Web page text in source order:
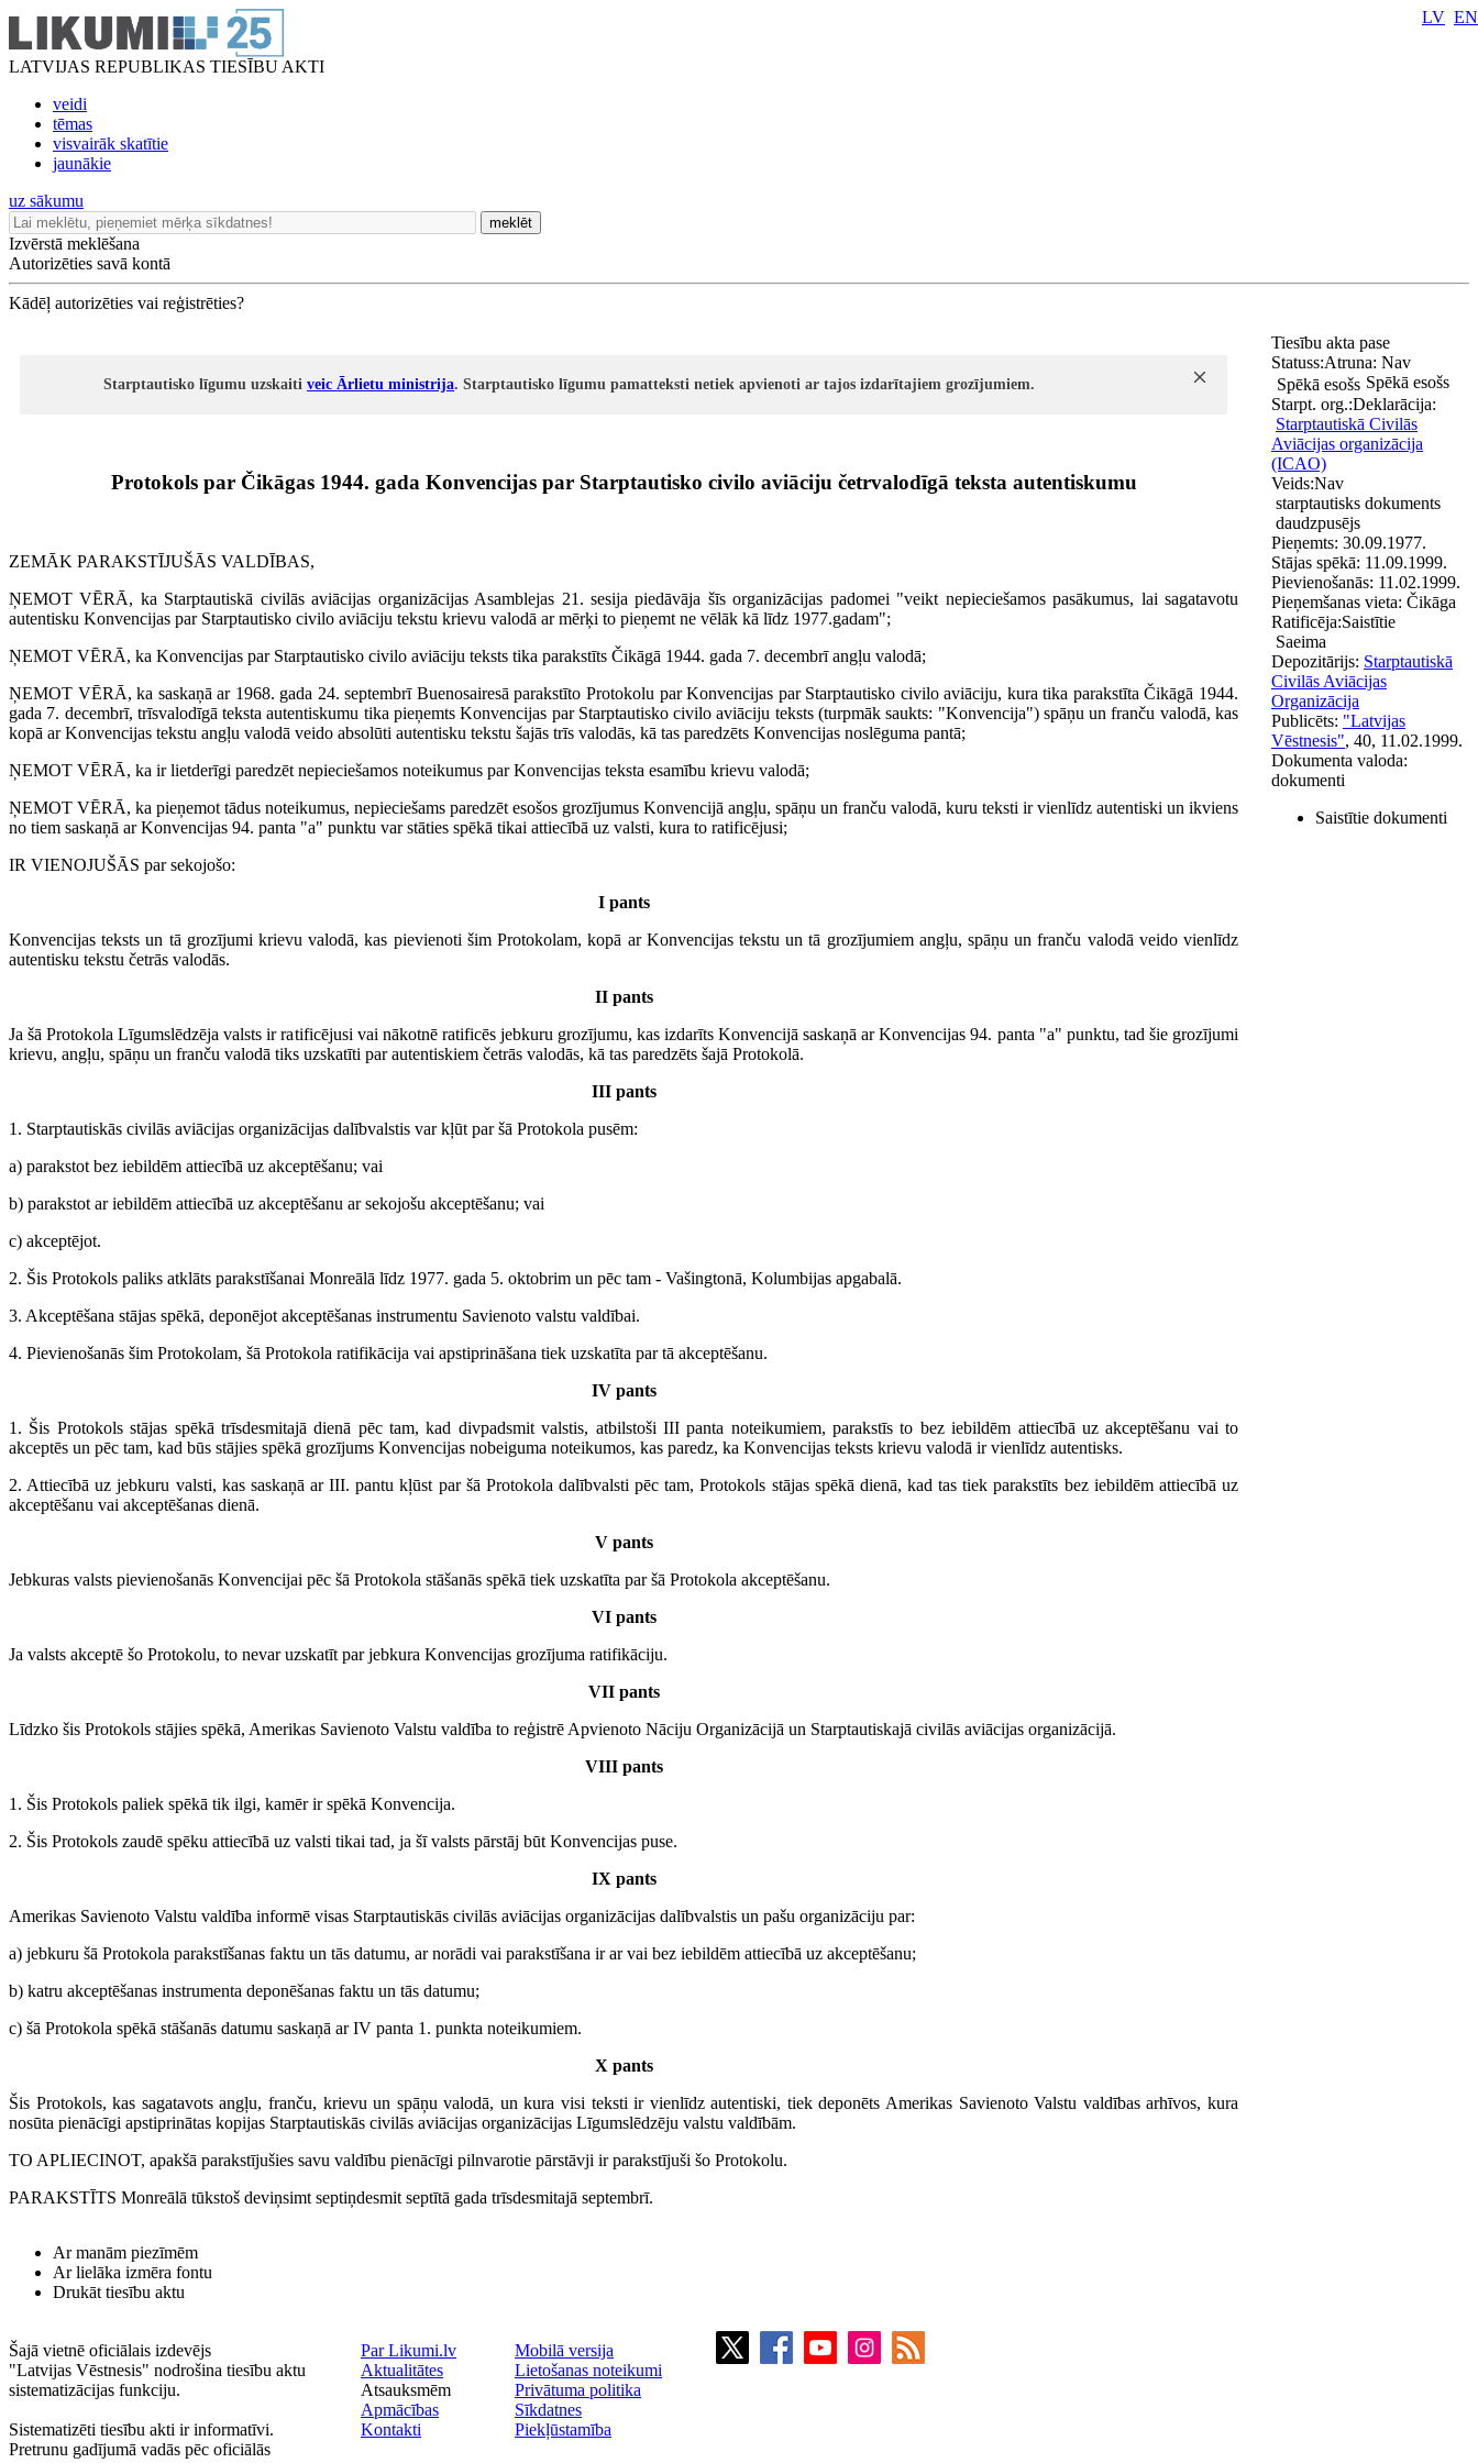
LATVIJAS REPUBLIKAS TIESĪBU AKTI
veidi
tēmas
visvairāk skatītie
jaunākie
LV EN
uz sākumu
meklēt
Izvērstā meklēšana
Autorizēties savā kontā
Kādēļ autorizēties vai reģistrēties?
Starptautisko līgumu uzskaiti veic Ārlietu ministrija. Starptautisko līgumu pamatteksti netiek apvienoti ar tajos izdarītajiem grozījumiem.
Protokols par Čikāgas 1944. gada Konvencijas par Starptautisko civilo aviāciju četrvalodīgā teksta autentiskumu
ZEMĀK PARAKSTĪJUŠĀS VALDĪBAS,
ŅEMOT VĒRĀ, ka Starptautiskā civilās aviācijas organizācijas Asamblejas 21. sesija piedāvāja šīs organizācijas padomei "veikt nepieciešamos pasākumus, lai sagatavotu
autentisku Konvencijas par Starptautisko civilo aviāciju tekstu krievu valodā ar mērķi to pieņemt ne vēlāk kā līdz 1977.gadam";
ŅEMOT VĒRĀ, ka Konvencijas par Starptautisko civilo aviāciju teksts tika parakstīts Čikāgā 1944. gada 7. decembrī angļu valodā;
ŅEMOT VĒRĀ, ka saskaņā ar 1968. gada 24. septembrī Buenosairesā parakstīto Protokolu par Konvencijas par Starptautisko civilo aviāciju, kura tika parakstīta Čikāgā 1944.
gada 7. decembrī, trīsvalodīgā teksta autentiskumu tika pieņemts Konvencijas par Starptautisko civilo aviāciju teksts (turpmāk saukts: "Konvencija") spāņu un franču valodā, kas
kopā ar Konvencijas tekstu angļu valodā veido absolūti autentisku tekstu šajās trīs valodās, kā tas paredzēts Konvencijas noslēguma pantā;
ŅEMOT VĒRĀ, ka ir lietderīgi paredzēt nepieciešamos noteikumus par Konvencijas teksta esamību krievu valodā;
ŅEMOT VĒRĀ, ka pieņemot tādus noteikumus, nepieciešams paredzēt esošos grozījumus Konvencijā angļu, spāņu un franču valodā, kuru teksti ir vienlīdz autentiski un ikviens
no tiem saskaņā ar Konvencijas 94. panta "a" punktu var stāties spēkā tikai attiecībā uz valsti, kura to ratificējusi;
IR VIENOJUŠĀS par sekojošo:
I pants
Konvencijas teksts un tā grozījumi krievu valodā, kas pievienoti šim Protokolam, kopā ar Konvencijas tekstu un tā grozījumiem angļu, spāņu un franču valodā veido vienlīdz
autentisku tekstu četrās valodās.
II pants
Ja šā Protokola Līgumslēdzēja valsts ir ratificējusi vai nākotnē ratificēs jebkuru grozījumu, kas izdarīts Konvencijā saskaņā ar Konvencijas 94. panta "a" punktu, tad šie grozījumi
krievu, angļu, spāņu un franču valodā tiks uzskatīti par autentiskiem četrās valodās, kā tas paredzēts šajā Protokolā.
III pants
1. Starptautiskās civilās aviācijas organizācijas dalībvalstis var kļūt par šā Protokola pusēm:
a) parakstot bez iebildēm attiecībā uz akceptēšanu; vai
b) parakstot ar iebildēm attiecībā uz akceptēšanu ar sekojošu akceptēšanu; vai
c) akceptējot.
2. Šis Protokols paliks atklāts parakstīšanai Monreālā līdz 1977. gada 5. oktobrim un pēc tam - Vašingtonā, Kolumbijas apgabalā.
3. Akceptēšana stājas spēkā, deponējot akceptēšanas instrumentu Savienoto valstu valdībai.
4. Pievienošanās šim Protokolam, šā Protokola ratifikācija vai apstiprināšana tiek uzskatīta par tā akceptēšanu.
IV pants
1. Šis Protokols stājas spēkā trīsdesmitajā dienā pēc tam, kad divpadsmit valstis, atbilstoši III panta noteikumiem, parakstīs to bez iebildēm attiecībā uz akceptēšanu vai to
akceptēs un pēc tam, kad būs stājies spēkā grozījums Konvencijas nobeiguma noteikumos, kas paredz, ka Konvencijas teksts krievu valodā ir vienlīdz autentisks.
2. Attiecībā uz jebkuru valsti, kas saskaņā ar III. pantu kļūst par šā Protokola dalībvalsti pēc tam, Protokols stājas spēkā dienā, kad tas tiek parakstīts bez iebildēm attiecībā uz
akceptēšanu vai akceptēšanas dienā.
V pants
Jebkuras valsts pievienošanās Konvencijai pēc šā Protokola stāšanās spēkā tiek uzskatīta par šā Protokola akceptēšanu.
VI pants
Ja valsts akceptē šo Protokolu, to nevar uzskatīt par jebkura Konvencijas grozījuma ratifikāciju.
VII pants
Līdzko šis Protokols stājies spēkā, Amerikas Savienoto Valstu valdība to reģistrē Apvienoto Nāciju Organizācijā un Starptautiskajā civilās aviācijas organizācijā.
VIII pants
1. Šis Protokols paliek spēkā tik ilgi, kamēr ir spēkā Konvencija.
2. Šis Protokols zaudē spēku attiecībā uz valsti tikai tad, ja šī valsts pārstāj būt Konvencijas puse.
IX pants
Amerikas Savienoto Valstu valdība informē visas Starptautiskās civilās aviācijas organizācijas dalībvalstis un pašu organizāciju par:
a) jebkuru šā Protokola parakstīšanas faktu un tās datumu, ar norādi vai parakstīšana ir ar vai bez iebildēm attiecībā uz akceptēšanu;
b) katru akceptēšanas instrumenta deponēšanas faktu un tās datumu;
c) šā Protokola spēkā stāšanās datumu saskaņā ar IV panta 1. punkta noteikumiem.
X pants
Šis Protokols, kas sagatavots angļu, franču, krievu un spāņu valodā, un kura visi teksti ir vienlīdz autentiski, tiek deponēts Amerikas Savienoto Valstu valdības arhīvos, kura
nosūta pienācīgi apstiprinātas kopijas Starptautiskās civilās aviācijas organizācijas Līgumslēdzēju valstu valdībām.
TO APLIECINOT, apakšā parakstījušies savu valdību pienācīgi pilnvarotie pārstāvji ir parakstījuši šo Protokolu.
PARAKSTĪTS Monreālā tūkstoš deviņsimt septiņdesmit septītā gada trīsdesmitajā septembrī.
Tiesību akta pase
Statuss:
Spēkā esošs Spēkā esošs
Starpt. org.:
Starptautiskā Civilās
Aviācijas organizācija
(ICAO)
Veids:
starptautisks dokuments
daudzpusējs
Pieņemts: 30.09.1977.
Stājas spēkā: 11.09.1999.
Pievienošanās: 11.02.1999.
Pieņemšanas vieta: Čikāga
Ratificēja:
Saeima
Atruna: Nav
Deklarācija:
Nav
Depozitārijs: Starptautiskā
Civilās Aviācijas
Organizācija
Publicēts: "Latvijas
Vēstnesis", 40, 11.02.1999.
Dokumenta valoda:
Saistītie
dokumenti
Saistītie dokumenti
Ar manām piezīmēm
Ar lielāka izmēra fontu
Drukāt tiesību aktu
Šajā vietnē oficiālais izdevējs
"Latvijas Vēstnesis" nodrošina tiesību aktu
sistematizācijas funkciju.
Sistematizēti tiesību akti ir informatīvi.
Pretrunu gadījumā vadās pēc oficiālās
Par Likumi.lv
Aktualitātes
Atsauksmēm
Apmācības
Kontakti
Mobilā versija
Lietošanas noteikumi
Privātuma politika
Sīkdatnes
Piekļūstamība